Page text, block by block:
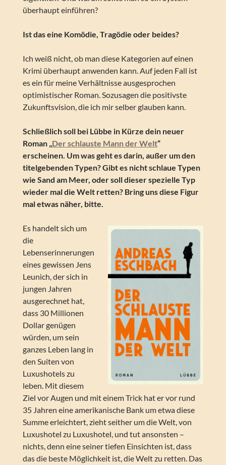
überhaupt einführen?
Ist das eine Komödie, Tragödie oder beides?
Ich weiß nicht, ob man diese Kategorien auf einen
Krimi überhaupt anwenden kann. Auf jeden Fall ist
es ein für meine Verhältnisse ausgesprochen
optimistischer Roman. Sozusagen die positivste
Zukunftsvision, die ich mir selber glauben kann.
Schließlich soll bei Lübbe in Kürze dein neuer
Roman „Der schlauste Mann der Welt“
erscheinen. Um was geht es darin, außer um den
titelgebenden Typen? Gibt es nicht schlaue Typen
wie Sand am Meer, oder soll dieser spezielle Typ
wieder mal die Welt retten? Bring uns diese Figur
mal etwas näher, bitte.
Es handelt sich um
die
Lebenserinnerungen
eines gewissen Jens
Leunich, der sich in
jungen Jahren
ausgerechnet hat,
dass 30 Millionen
Dollar genügen
würden, um sein
ganzes Leben lang in
den Suiten von
Luxushotels zu
leben. Mit diesem
Ziel vor Augen und mit einem Trick hat er vor rund
35 Jahren eine amerikanische Bank um etwa diese
Summe erleichtert, zieht seither um die Welt, von
Luxushotel zu Luxushotel, und tut ansonsten –
nichts, denn eine seiner tiefen Einsichten ist, dass
das die beste Möglichkeit ist, die Welt zu retten. Das